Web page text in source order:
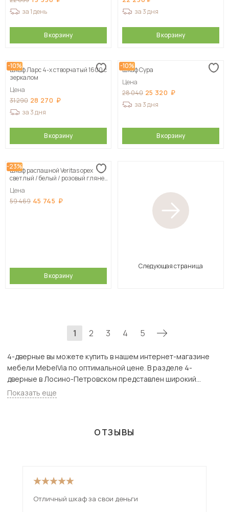
за 1 день
В корзину
за 3 дня
В корзину
-10%
Шкаф Ларс 4-х створчатый 1600 с
зеркалом
Цена
31 290 28 270
за 3 дня
В корзину
-10%
Шкаф Сура
Цена
28 040 25 320
за 3 дня
В корзину
-23%
Шкаф распашной Veritas орех
светлый / белый / розовый глянец
Цена
59 469 45 745
В корзину
Следующая страница
1 2 3 4 5
4-дверные вы можете купить в нашем интернет-магазине
мебели MebelVia по оптимальной цене. В разделе 4-
дверные в Лосино-Петровском представлен широкий
ассортимент товаров с доставкой в Москве и Подмосковью,
включая Лосино-Петровский. Всего товаров в категории «4-
Показать еще
ОТЗЫВЫ
Отличный шкаф за свои деньги